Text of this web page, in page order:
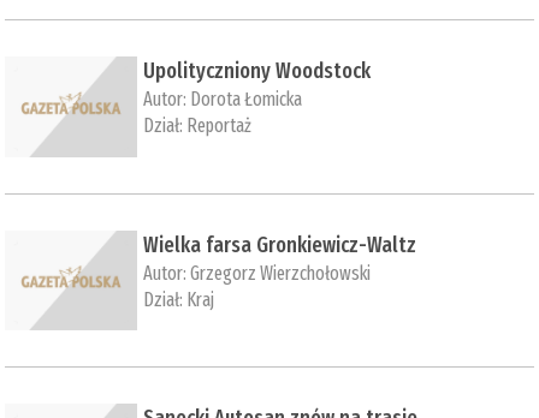
Upolityczniony Woodstock
Autor: Dorota Łomicka
Dział: Reportaż
Wielka farsa Gronkiewicz-Waltz
Autor:Grzegorz Wierzchołowski
Dział: Kraj